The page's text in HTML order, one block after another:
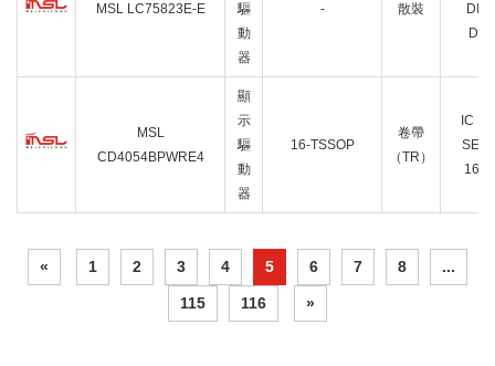
MSL LC75823E-E
驅
動
器
- 散裝
MSL
CD4054BPWRE4
顯
示
驅
動
器
16-TSSOP
卷帶
（TR）
IC
« 1 2 3 4 5 6 7 8 ...
115 116 »